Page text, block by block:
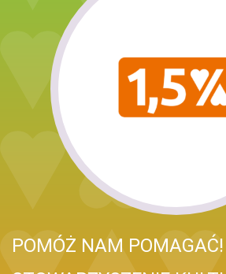
POMÓŻ NAM POMAGAĆ!